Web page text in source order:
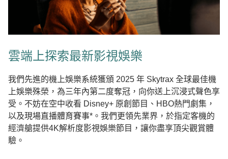
雲端上探索最新影視娛樂
我們先進的機上娛樂系統獲頒 2025 年 Skytrax 全球最佳機
上娛樂殊榮，為三年內第二度奪冠，向你送上沉浸式聲色享
受。不妨在空中收看 Disney+ 原創節目、HBO熱門劇集，
以及現場直播體育賽事*。我們更領先業界，於指定客機的
經濟艙提供4K解析度影視娛樂節目，讓你盡享頂尖觀賞體
驗。